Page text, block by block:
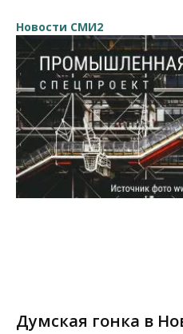
Новости СМИ2
Думская гонка в